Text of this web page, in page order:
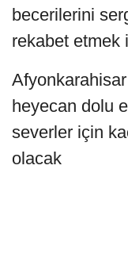
becerilerini
rekabet etmek
heyecan dolu
severler için
olacak